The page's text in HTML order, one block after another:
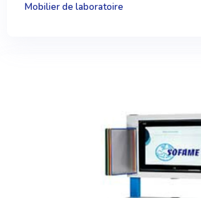
Mobilier de laboratoire